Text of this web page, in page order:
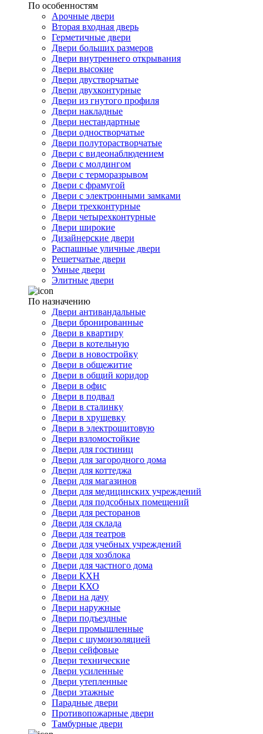
По особенностям
Арочные двери
Вторая входная дверь
Герметичные двери
Двери больших размеров
Двери внутреннего открывания
Двери высокие
Двери двустворчатые
Двери двухконтурные
Двери из гнутого профиля
Двери накладные
Двери нестандартные
Двери одностворчатые
Двери полуторастворчатые
Двери с видеонаблюдением
Двери с молдингом
Двери с терморазрывом
Двери с фрамугой
Двери с электронными замками
Двери трехконтурные
Двери четырехконтурные
Двери широкие
Дизайнерские двери
Распашные уличные двери
Решетчатые двери
Умные двери
Элитные двери
По назначению
Двери антивандальные
Двери бронированные
Двери в квартиру
Двери в котельную
Двери в новостройку
Двери в общежитие
Двери в общий коридор
Двери в офис
Двери в подвал
Двери в сталинку
Двери в хрущевку
Двери в электрощитовую
Двери взломостойкие
Двери для гостиниц
Двери для загородного дома
Двери для коттеджа
Двери для магазинов
Двери для медицинских учреждений
Двери для подсобных помещений
Двери для ресторанов
Двери для склада
Двери для театров
Двери для учебных учреждений
Двери для хозблока
Двери для частного дома
Двери КХН
Двери КХО
Двери на дачу
Двери наружные
Двери подъездные
Двери промышленные
Двери с шумоизоляцией
Двери сейфовые
Двери технические
Двери усиленные
Двери утепленные
Двери этажные
Парадные двери
Противопожарные двери
Тамбурные двери